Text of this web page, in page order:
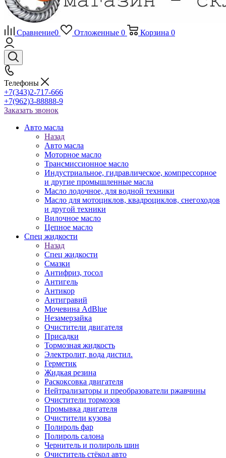
Сравнение0 Отложенные 0 Корзина 0
Телефоны
+7(343)2-717-666
+7(962)3-88888-9
Заказать звонок
Авто масла
Назад
Авто масла
Моторное масло
Трансмиссионное масло
Индустриальное, гидравлическое, компрессорное
и другие промышленные масла
Масло лодочное, для водной техники
Масло для мотоциклов, квадроциклов, снегоходов
и другой техники
Вилочное масло
Цепное масло
Спец жидкости
Назад
Спец жидкости
Смазки
Антифриз, тосол
Антигель
Антикор
Антигравий
Мочевина AdBlue
Незамерзайка
Очистители двигателя
Присадки
Тормозная жидкость
Электролит, вода дистил.
Герметик
Жидкая резина
Раскоксовка двигателя
Нейтрализаторы и преобразователи ржавчины
Очистители тормозов
Промывка двигателя
Очистители кузова
Полироль фар
Полироль салона
Чернитель и полироль шин
Очиститель стёкол авто